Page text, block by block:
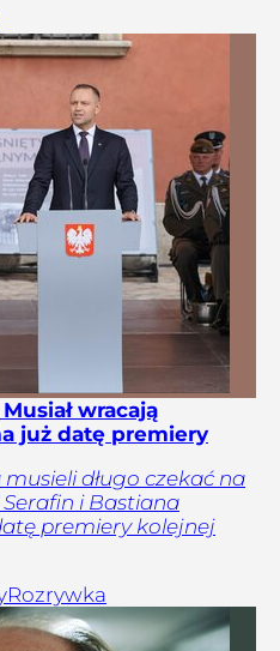
wracają
już datę premiery
musieli długo czekać na
i Bastiana
premiery kolejnej
Rozrywka